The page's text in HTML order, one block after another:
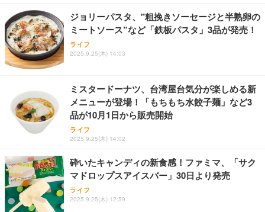
ジョリーパスタ、"粗挽きソーセージと半熟卵の
ミートソース”など「鉄板パスタ」3品が発売！
ライフ
2025.9.25(木) 14:03
ミスタードーナツ、台湾屋台気分が楽しめる新
メニューが登場！「もちもち水餃子麺」など3
品が10月1日から販売開始
ライフ
2025.9.25(木) 14:02
砕いたキャンディの新食感！ファミマ、「サク
マドロップスアイスバー」30日より発売
ライフ
2025.9.25(木) 12:59